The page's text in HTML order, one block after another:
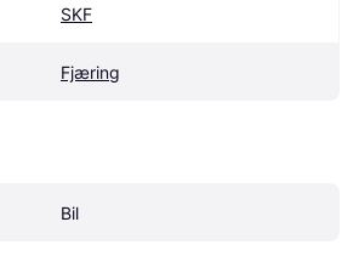
SKF
Fjæring
Bil